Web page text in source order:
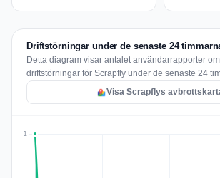
Driftstörningar under de senaste 24
Detta diagram visar antalet användarrapporter
driftstörningar för Scrapfly under de senaste 24
Visa Scrapflys